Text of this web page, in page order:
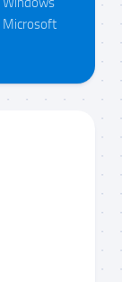
Microsoft